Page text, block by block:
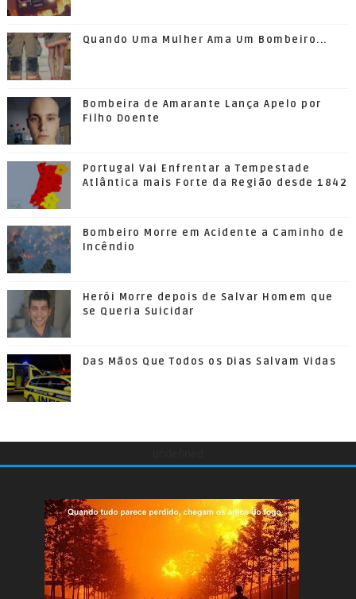
Quando Uma Mulher Ama Um Bombeiro...
Bombeira de Amarante Lança Apelo por
Filho Doente
Portugal Vai Enfrentar a Tempestade
Atlântica mais Forte da Região desde 1842
Bombeiro Morre em Acidente a Caminho de
Incêndio
Herói Morre depois de Salvar Homem que
se Queria Suicidar
Das Mãos Que Todos os Dias Salvam Vidas